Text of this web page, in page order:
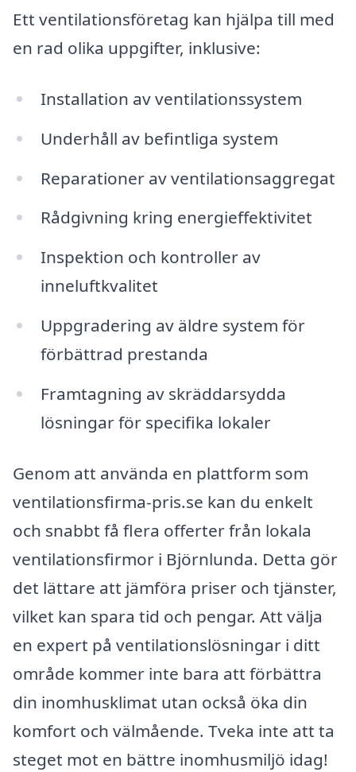
Ett ventilationsföretag kan hjälpa till med
en rad olika uppgifter, inklusive:
Installation av ventilationssystem
Underhåll av befintliga system
Reparationer av ventilationsaggregat
Rådgivning kring energieffektivitet
Inspektion och kontroller av
inneluftkvalitet
Uppgradering av äldre system för
förbättrad prestanda
Framtagning av skräddarsydda
lösningar för specifika lokaler
Genom att använda en plattform som
ventilationsfirma-pris.se kan du enkelt
och snabbt få flera offerter från lokala
ventilationsfirmor i Björnlunda. Detta gör
det lättare att jämföra priser och tjänster,
vilket kan spara tid och pengar. Att välja
en expert på ventilationslösningar i ditt
område kommer inte bara att förbättra
din inomhusklimat utan också öka din
komfort och välmående. Tveka inte att ta
steget mot en bättre inomhusmiljö idag!